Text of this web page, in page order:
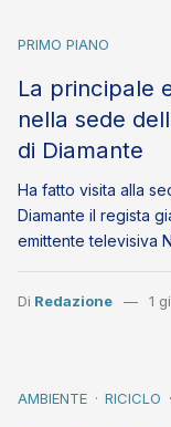
PRIMO PIANO
La principale
nella sede
di Diamante
Ha fatto visita alla
Diamante il regista
emittente televisiva
Di Redazione 1
AMBIENTE RICICLO